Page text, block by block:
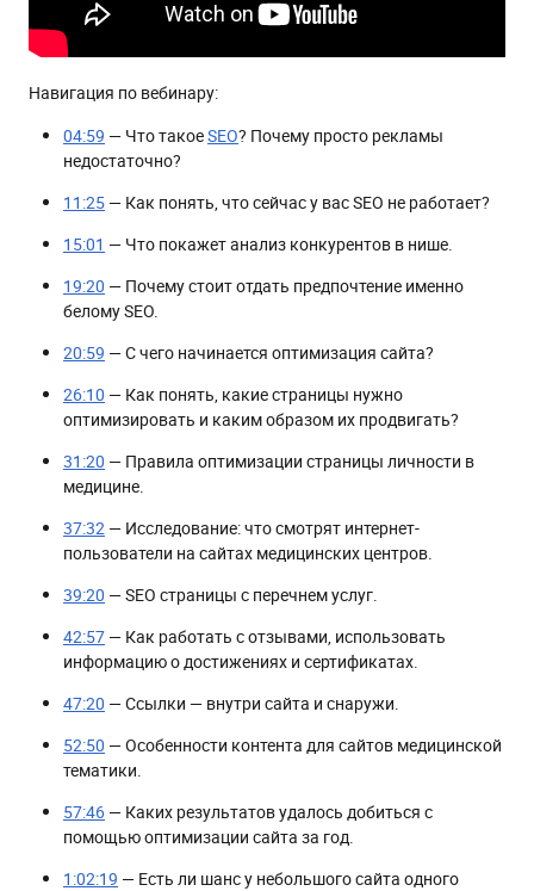
Навигация по вебинару:
04:59 — Что такоеSEO? Почему просто рекламы
недостаточно?
11:25 — Как понять, что сейчас у вас SEO не работает?
15:01 — Что покажет анализ конкурентов в нише.
19:20 — Почему стоит отдать предпочтение именно
белому SEO.
20:59 — С чего начинается оптимизация сайта?
26:10 — Как понять, какие страницы нужно
оптимизировать и каким образом их продвигать?
31:20 — Правила оптимизации страницы личности в
медицине.
37:32 — Исследование: что смотрят интернет-
пользователи на сайтах медицинских центров.
39:20 — SEO страницы с перечнем услуг.
42:57 — Как работать с отзывами, использовать
информацию о достижениях и сертификатах.
47:20 — Ссылки — внутри сайта и снаружи.
52:50 — Особенности контента для сайтов медицинской
тематики.
57:46 — Каких результатов удалось добиться с
помощью оптимизации сайта за год.
1:02:19 — Есть ли шанс у небольшого сайта одного